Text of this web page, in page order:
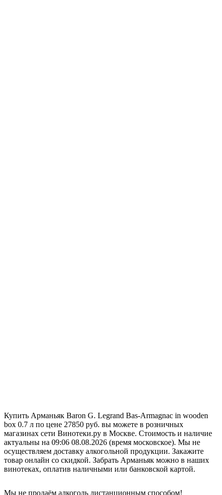
Купить Арманьяк Baron G. Legrand Bas-Armagnac in wooden
box 0.7 л по цене 27850 руб. вы можете в розничных
магазинах сети Винотеки.ру в Москве. Стоимость и наличие
актуальны на 09:06 08.08.2026 (время московское). Мы не
осуществляем доставку алкогольной продукции. Закажите
товар онлайн со скидкой. Забрать Арманьяк можно в наших
винотеках, оплатив наличными или банковской картой.
Мы не продаём алкоголь дистанционным способом!